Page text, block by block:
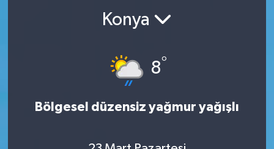
Konya
8°
Bölgesel düzensiz yağmur yağışlı